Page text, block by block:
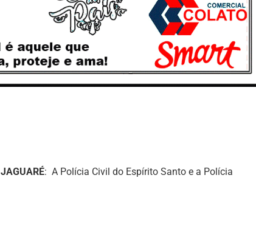
JAGUARÉ: A Polícia Civil do Espírito Santo e a Polícia